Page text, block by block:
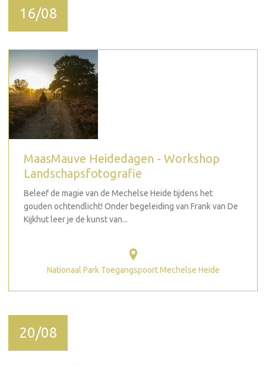
16/08
MaasMauve Heidedagen - Workshop
Landschapsfotografie
Beleef de magie van de Mechelse Heide tijdens het
gouden ochtendlicht! Onder begeleiding van Frank van De
Kijkhut leer je de kunst van...
Nationaal Park Toegangspoort Mechelse Heide
20/08